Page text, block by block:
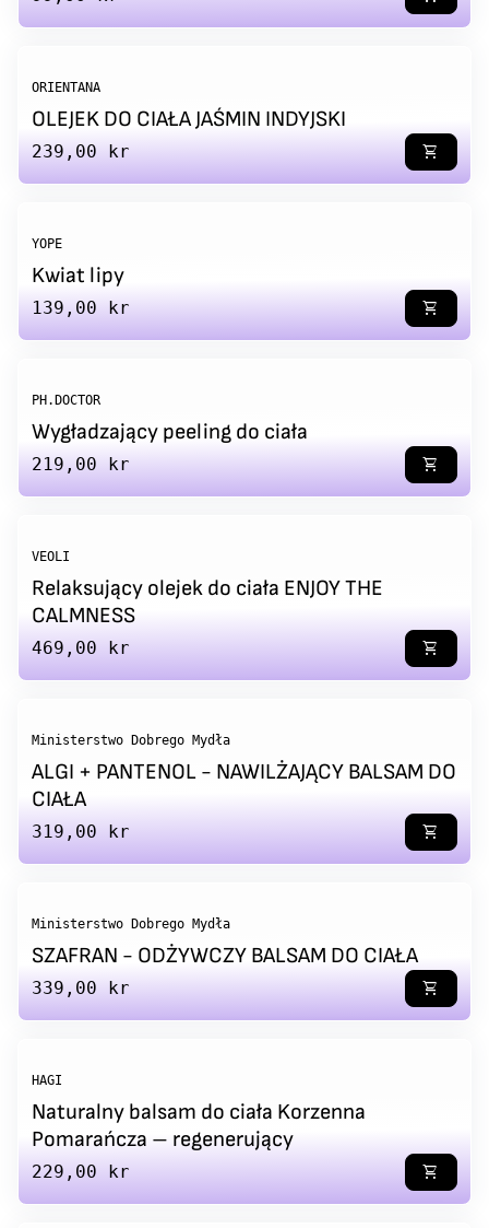
ORIENTANA
OLEJEK DO CIAŁA JAŚMIN INDYJSKI
Regular price
239,00 kr shopping_cart
YOPE
Kwiat lipy
Regular price
139,00 kr shopping_cart
PH.DOCTOR
Wygładzający peeling do ciała
Regular price
219,00 kr shopping_cart
VEOLI
Relaksujący olejek do ciała ENJOY THE
CALMNESS
Regular price
469,00 kr shopping_cart
Ministerstwo Dobrego Mydła
ALGI + PANTENOL - NAWILŻAJĄCY BALSAM DO
CIAŁA
Regular price
319,00 kr shopping_cart
Ministerstwo Dobrego Mydła
SZAFRAN - ODŻYWCZY BALSAM DO CIAŁA
Regular price
339,00 kr shopping_cart
HAGI
Naturalny balsam do ciała Korzenna
Pomarańcza – regenerujący
Regular price
229,00 kr shopping_cart